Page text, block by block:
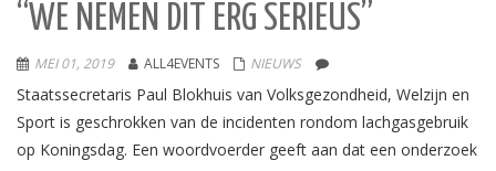
“WE NEMEN DIT ERG SERIEUS”
MEI 01, 2019 ALL4EVENTS NIEUWS
Staatssecretaris Paul Blokhuis van Volksgezondheid, Welzijn en
Sport is geschrokken van de incidenten rondom lachgasgebruik
op Koningsdag. Een woordvoerder geeft aan dat een onderzoek